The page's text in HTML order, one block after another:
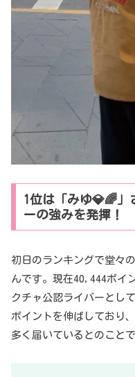
1位は「みゆ💎🌈」
ーの強みを発揮！
初日のランキングで堂々
んです。現在40,444ポイ
クチャ公認ライバーとし
ポイントを伸ばしており
多く届いているとのことで